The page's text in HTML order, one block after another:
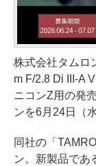
株式会社タムロ
m F/2.8 Di III-A
ニコンZ用の発
ンを6月24日（
同社の「
ン。新製品であ